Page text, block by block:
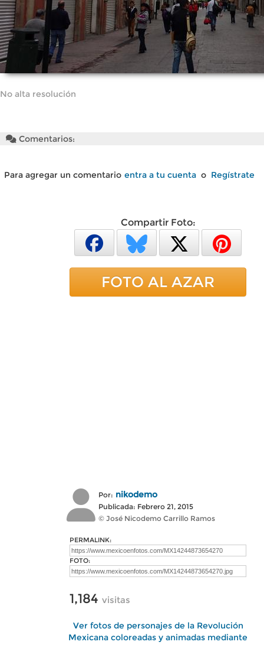
No alta resolución
Comentarios:
Para agregar un comentario entra a tu cuenta o Regístrate
Compartir Foto:
FOTO AL AZAR
Por: nikodemo
Publicada: Febrero 21, 2015
© José Nicodemo Carrillo Ramos
PERMALINK:
FOTO:
1,184 visitas
Ver fotos de personajes de la Revolución
Mexicana coloreadas y animadas mediante